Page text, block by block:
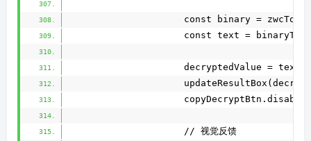
const binary =
const text =
                    decryptedValue = text;
                    // 视觉反馈